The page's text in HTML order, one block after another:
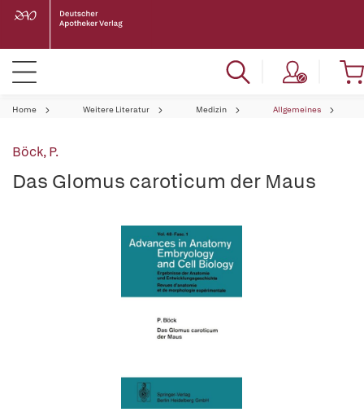
Home Weitere Literatur Medizin Allgemeines
Böck, P.
Das Glomus caroticum der Maus